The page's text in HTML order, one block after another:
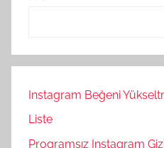
Instagram Beğeni
Liste
Programsız Instagram